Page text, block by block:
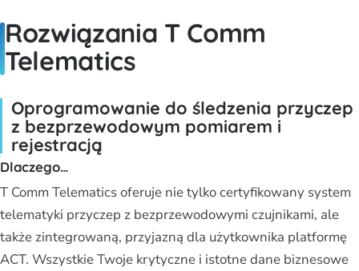
Rozwiązania T Comm
Telematics
Oprogramowanie do śledzenia przyczep
z bezprzewodowym pomiarem i
rejestracją
Dlaczego…
T Comm Telematics oferuje nie tylko certyfikowany system
telematyki przyczep z bezprzewodowymi czujnikami, ale
także zintegrowaną, przyjazną dla użytkownika platformę
ACT. Wszystkie Twoje krytyczne i istotne dane biznesowe